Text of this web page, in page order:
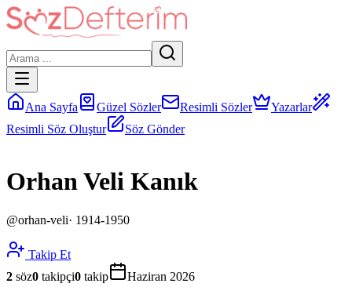
Ana Sayfa Güzel Sözler Resimli Sözler
Yazarlar
Resimli Söz Oluştur
Söz Gönder
Orhan Veli Kanık
@orhan-veli· 1914-1950
Takip Et
2 söz0 takipçi0 takip
Haziran 2026